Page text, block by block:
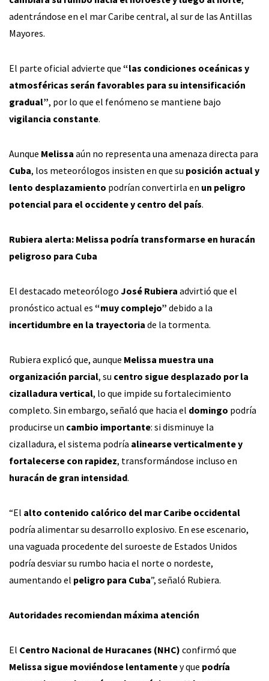
adentrándose en el mar Caribe central, al sur de las Antillas
Mayores.
El parte oficial advierte que “las condiciones oceánicas y
atmosféricas serán favorables para su intensificación
gradual”, por lo que el fenómeno se mantiene bajo
vigilancia constante.
Aunque Melissa aún no representa una amenaza directa para
Cuba, los meteorólogos insisten en que su posición actual y
lento desplazamiento podrían convertirla en un peligro
potencial para el occidente y centro del país.
Rubiera alerta: Melissa podría transformarse en huracán
peligroso para Cuba
El destacado meteorólogo José Rubiera advirtió que el
pronóstico actual es “muy complejo” debido a la
incertidumbre en la trayectoria de la tormenta.
Rubiera explicó que, aunque Melissa muestra una
organización parcial, su centro sigue desplazado por la
cizalladura vertical, lo que impide su fortalecimiento
completo. Sin embargo, señaló que hacia el domingo podría
producirse un cambio importante: si disminuye la
cizalladura, el sistema podría alinearse verticalmente y
fortalecerse con rapidez, transformándose incluso en
huracán de gran intensidad.
“El alto contenido calórico del mar Caribe occidental
podría alimentar su desarrollo explosivo. En ese escenario,
una vaguada procedente del suroeste de Estados Unidos
podría desviar su rumbo hacia el norte o nordeste,
aumentando el peligro para Cuba”, señaló Rubiera.
Autoridades recomiendan máxima atención
El Centro Nacional de Huracanes (NHC) confirmó que
Melissa sigue moviéndose lentamentey que podría